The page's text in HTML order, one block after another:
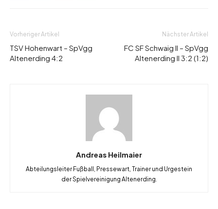
Vorheriger Artikel
TSV Hohenwart – SpVgg
Altenerding 4:2
Nächster Artikel
FC SF Schwaig II – SpVgg
Altenerding II 3:2 (1:2)
Andreas Heilmaier
Abteilungsleiter Fußball, Pressewart, Trainer und Urgestein
der Spielvereinigung Altenerding.